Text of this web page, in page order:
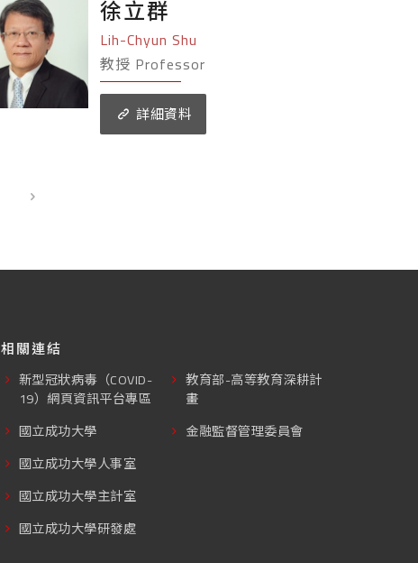
徐立群
Lih-Chyun Shu
教授 Professor
詳細資料
相關連結
新型冠狀病毒（COVID-
19）網頁資訊平台專區
國立成功大學
國立成功大學人事室
國立成功大學主計室
國立成功大學研發處
教育部-高等教育深耕計
畫
金融監督管理委員會